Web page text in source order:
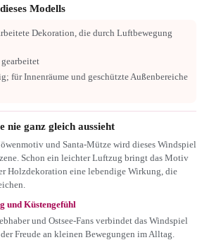
Modells
Dekoration, die durch Luftbewegung
für Innenräume und geschützte Außenbereiche
nie ganz gleich aussieht
und Santa-Mütze wird dieses Windspiel
Schon ein leichter Luftzug bringt das Motiv
Holzdekoration eine lebendige Wirkung, die
und Küstengefühl
und Ostsee-Fans verbindet das Windspiel
Freude an kleinen Bewegungen im Alltag.